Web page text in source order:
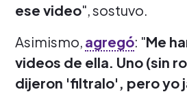
ese video", sostuvo.
Asimismo, agregó: "Me
videos de ella. Uno (sin
dijeron 'filtralo', pero yo